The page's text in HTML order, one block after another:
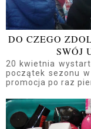
DO CZEGO
SWÓJ
20 kwietnia
początek sezonu
promocja po raz